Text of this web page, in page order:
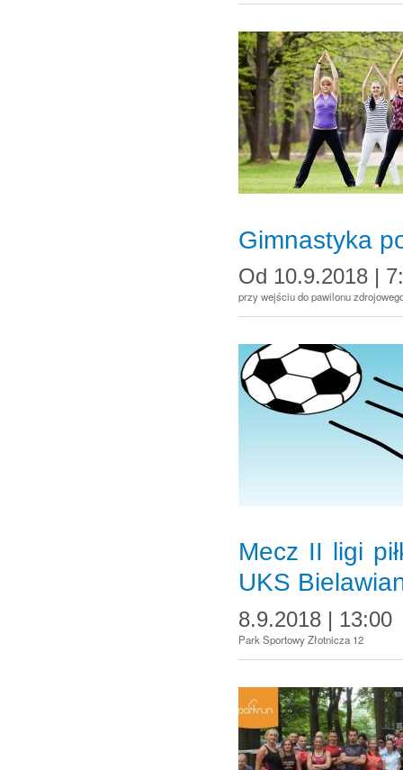
Gimnastyka
Od 10.9.2018 |
przy wejściu do pawilonu
Mecz II ligi
UKS
8.9.2018 | 13:00
Park Sportowy Złotnicza 12